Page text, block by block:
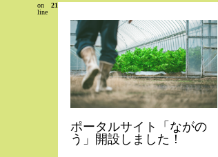
on
line
21
ポータルサイト「ながの
う」開設しました！